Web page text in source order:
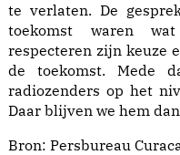
te verlaten. De
toekomst waren
respecteren zijn keuze
de toekomst. Mede
radiozenders op het
Daar blijven we hem
Bron: Persbureau